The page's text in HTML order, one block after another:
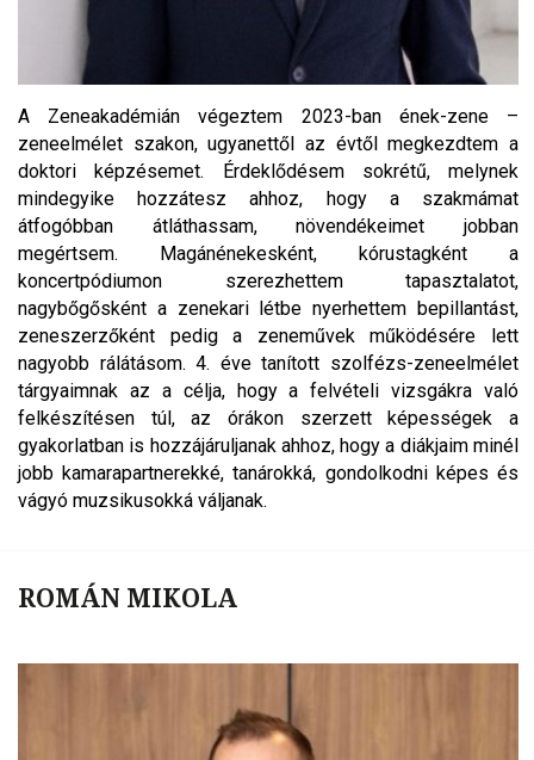
A Zeneakadémián végeztem 2023-ban ének-zene –
zeneelmélet szakon, ugyanettől az évtől megkezdtem a
doktori képzésemet. Érdeklődésem sokrétű, melynek
mindegyike hozzátesz ahhoz, hogy a szakmámat
átfogóbban átláthassam, növendékeimet jobban
megértsem. Magánénekesként, kórustagként a
koncertpódiumon szerezhettem tapasztalatot,
nagybőgősként a zenekari létbe nyerhettem bepillantást,
zeneszerzőként pedig a zeneművek működésére lett
nagyobb rálátásom. 4. éve tanított szolfézs-zeneelmélet
tárgyaimnak az a célja, hogy a felvételi vizsgákra való
felkészítésen túl, az órákon szerzett képességek a
gyakorlatban is hozzájáruljanak ahhoz, hogy a diákjaim minél
jobb kamarapartnerekké, tanárokká, gondolkodni képes és
vágyó muzsikusokká váljanak.
ROMÁN MIKOLA